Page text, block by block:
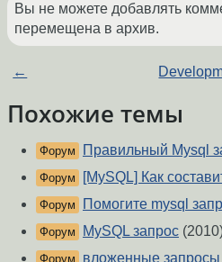
Вы не можете добавлять
перемещена в архив.
←
Похожие темы
Форум Правильный Mysql
Форум [MySQL] Как
Форум Помогите mysql
Форум MySQL запрос
Форум вложенные запросы